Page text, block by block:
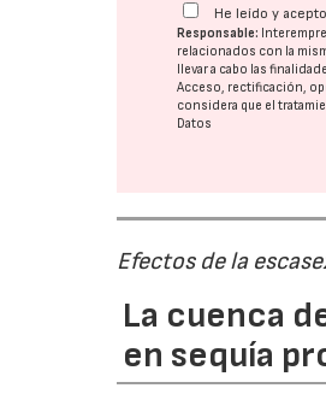
He leído y
Responsable:
relacionados con la
llevar a cabo las
Acceso, rectificación,
considera que el
Datos
Efectos de la
La cuenca
en sequía